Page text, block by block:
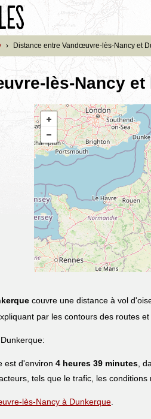
› Distance entre Vandœuvre-lès-Nancy et
lès-Nancy et
couvre une distance à vol
par les contours des routes
est d'environ 4 heures 39 minutes ,
tels que le trafic, les
lès-Nancy à Dunkerque